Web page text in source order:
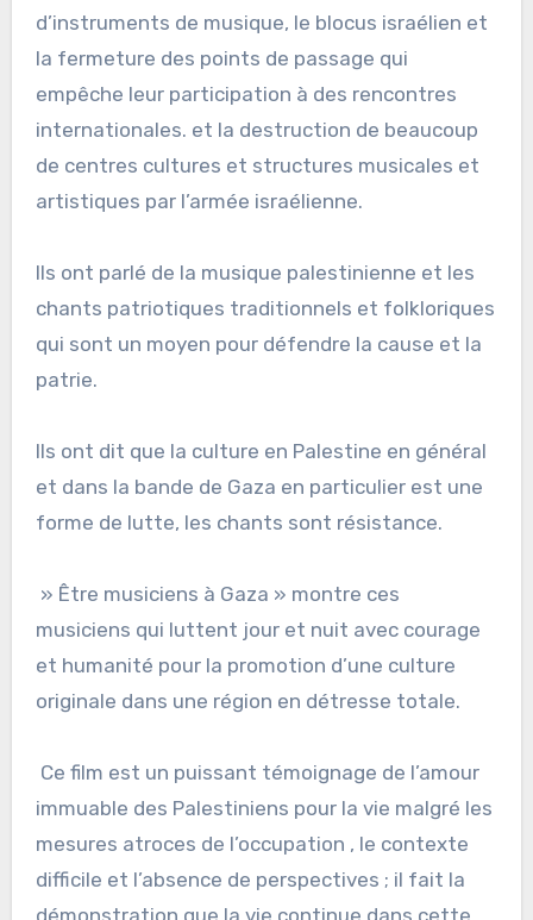
d’instruments de musique, le blocus israélien et
la fermeture des points de passage qui
empêche leur participation à des rencontres
internationales. et la destruction de beaucoup
de centres cultures et structures musicales et
artistiques par l’armée israélienne.
Ils ont parlé de la musique palestinienne et les
chants patriotiques traditionnels et folkloriques
qui sont un moyen pour défendre la cause et la
patrie.
Ils ont dit que la culture en Palestine en général
et dans la bande de Gaza en particulier est une
forme de lutte, les chants sont résistance.
» Être musiciens à Gaza » montre ces
musiciens qui luttent jour et nuit avec courage
et humanité pour la promotion d’une culture
originale dans une région en détresse totale.
Ce film est un puissant témoignage de l’amour
immuable des Palestiniens pour la vie malgré les
mesures atroces de l’occupation , le contexte
difficile et l’absence de perspectives ; il fait la
démonstration que la vie continue dans cette